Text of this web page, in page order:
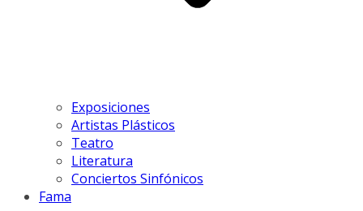
Exposiciones
Artistas Plásticos
Teatro
Literatura
Conciertos Sinfónicos
Fama